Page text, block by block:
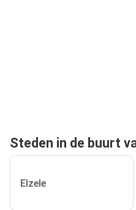
Steden in de buurt
Elzele